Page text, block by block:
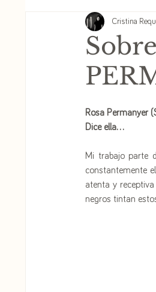
Cristina
Rosa Permanyer
Dice ella...
Mi trabajo parte
constantemente
atenta y
negros tintan